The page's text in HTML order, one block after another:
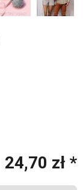
24,70 zł *